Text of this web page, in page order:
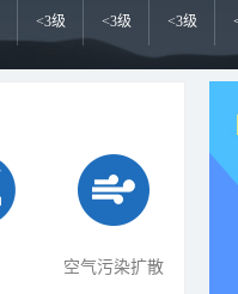
<3级 <3级 <3级
空气污染扩散